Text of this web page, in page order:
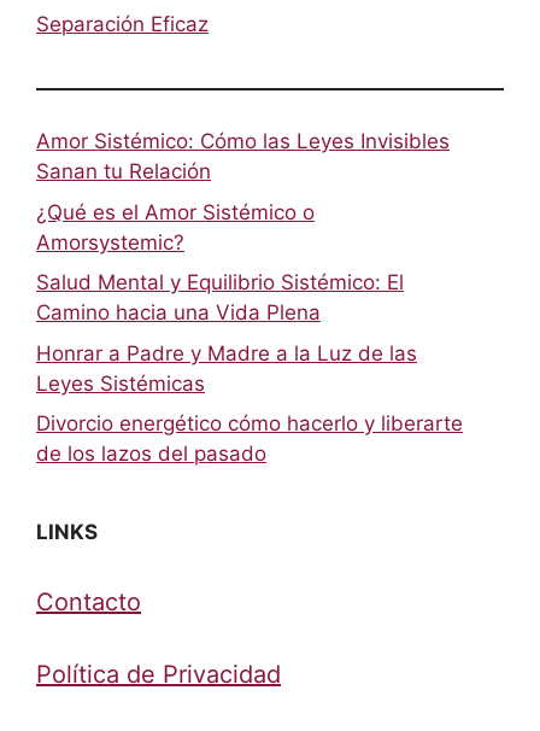
Separación Eficaz
Amor Sistémico: Cómo las Leyes Invisibles
Sanan tu Relación
¿Qué es el Amor Sistémico o
Amorsystemic?
Salud Mental y Equilibrio Sistémico: El
Camino hacia una Vida Plena
Honrar a Padre y Madre a la Luz de las
Leyes Sistémicas
Divorcio energético cómo hacerlo y liberarte
de los lazos del pasado
LINKS
Contacto
Política de Privacidad